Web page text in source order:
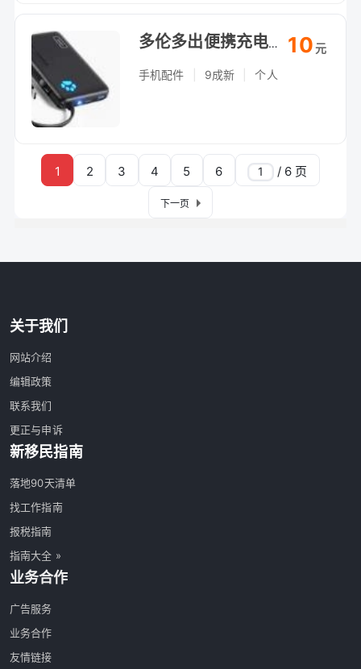
多伦多出便携充电宝，自提（Arthur Bonner Ave）
手机配件 9成新 个人
10元
1 2 3 4 5 6 / 6 页
下一页
关于我们
网站介绍
编辑政策
联系我们
更正与申诉
新移民指南
落地90天清单
找工作指南
报税指南
指南大全 »
业务合作
广告服务
业务合作
友情链接